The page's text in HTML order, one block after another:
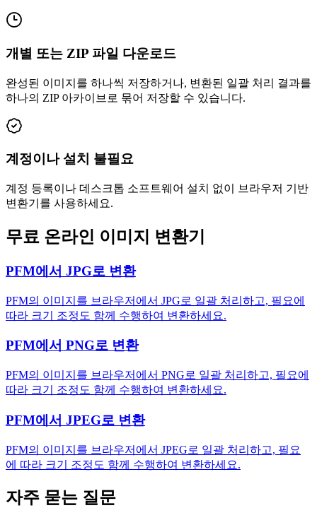
개별 또는 ZIP 파일 다운로드
완성된 이미지를 하나씩 저장하거나, 변환된 일괄 처리 결과를
하나의 ZIP 아카이브로 묶어 저장할 수 있습니다.
계정이나 설치 불필요
계정 등록이나 데스크톱 소프트웨어 설치 없이 브라우저 기반
변환기를 사용하세요.
무료 온라인 이미지 변환기
PFM에서 JPG로 변환
PFM의 이미지를 브라우저에서 JPG로 일괄 처리하고, 필요에
따라 크기 조정도 함께 수행하여 변환하세요.
PFM에서 PNG로 변환
PFM의 이미지를 브라우저에서 PNG로 일괄 처리하고, 필요에
따라 크기 조정도 함께 수행하여 변환하세요.
PFM에서 JPEG로 변환
PFM의 이미지를 브라우저에서 JPEG로 일괄 처리하고, 필요
에 따라 크기 조정도 함께 수행하여 변환하세요.
자주 묻는 질문